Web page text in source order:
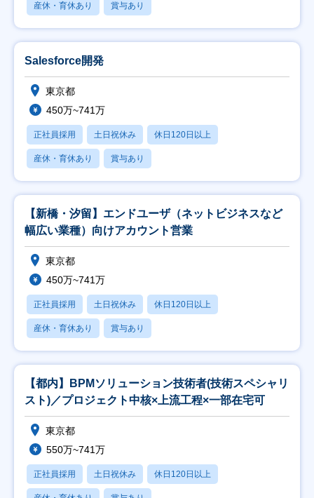
産休・育休あり 賞与あり
Salesforce開発
東京都
450万~741万
正社員採用 土日祝休み 休日120日以上
産休・育休あり 賞与あり
【新橋・汐留】エンドユーザ（ネットビジネスなど
幅広い業種）向けアカウント営業
東京都
450万~741万
正社員採用 土日祝休み 休日120日以上
産休・育休あり 賞与あり
【都内】BPMソリューション技術者(技術スペシャリ
スト)／プロジェクト中核×上流工程×一部在宅可
東京都
550万~741万
正社員採用 土日祝休み 休日120日以上